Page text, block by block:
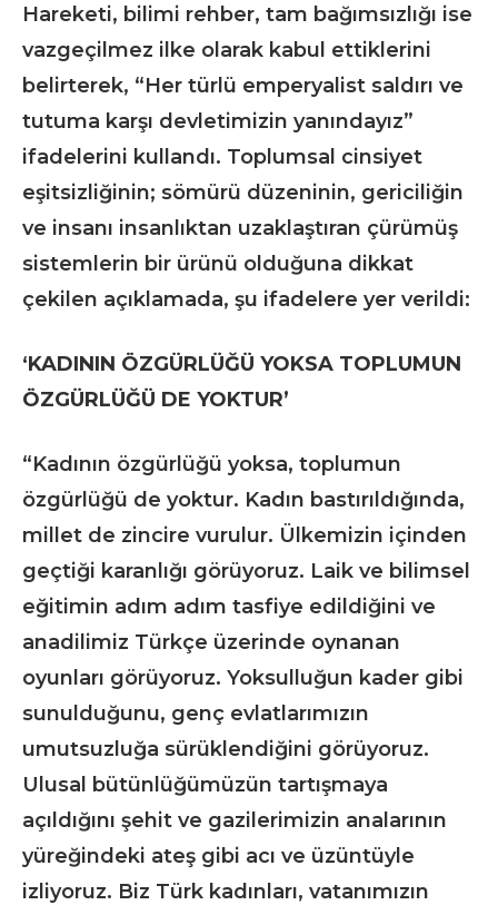
Hareketi, bilimi rehber, tam bağımsızlığı ise
vazgeçilmez ilke olarak kabul ettiklerini
belirterek, “Her türlü emperyalist saldırı ve
tutuma karşı devletimizin yanındayız”
ifadelerini kullandı. Toplumsal cinsiyet
eşitsizliğinin; sömürü düzeninin, gericiliğin
ve insanı insanlıktan uzaklaştıran çürümüş
sistemlerin bir ürünü olduğuna dikkat
çekilen açıklamada, şu ifadelere yer verildi:
‘KADININ ÖZGÜRLÜĞÜ YOKSA TOPLUMUN
ÖZGÜRLÜĞÜ DE YOKTUR’
“Kadının özgürlüğü yoksa, toplumun
özgürlüğü de yoktur. Kadın bastırıldığında,
millet de zincire vurulur. Ülkemizin içinden
geçtiği karanlığı görüyoruz. Laik ve bilimsel
eğitimin adım adım tasfiye edildiğini ve
anadilimiz Türkçe üzerinde oynanan
oyunları görüyoruz. Yoksulluğun kader gibi
sunulduğunu, genç evlatlarımızın
umutsuzluğa sürüklendiğini görüyoruz.
Ulusal bütünlüğümüzün tartışmaya
açıldığını şehit ve gazilerimizin analarının
yüreğindeki ateş gibi acı ve üzüntüyle
izliyoruz. Biz Türk kadınları, vatanımızın